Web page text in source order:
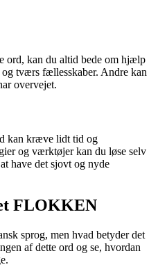
ord, kan du altid bede om hjælp
tværs fællesskaber. Andre kan
overvejet.
kan kræve lidt tid og
og værktøjer kan du løse selv
have det sjovt og nyde
FLOKKEN
sprog, men hvad betyder det
af dette ord og se, hvordan